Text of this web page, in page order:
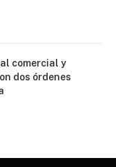
comercial y
dos órdenes